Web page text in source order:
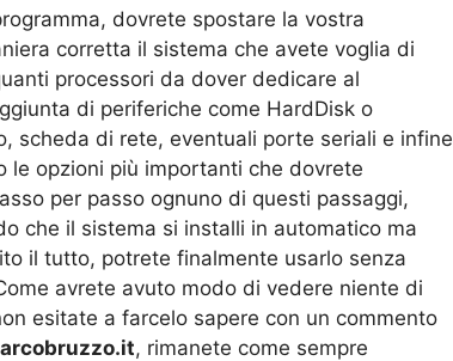
dovrete spostare la vostra
corretta il sistema che avete voglia di
processori da dover dedicare al
di periferiche come HardDisk o
scheda di rete, eventuali porte seriali e infine
le opzioni più importanti che dovrete
per passo ognuno di questi passaggi,
che il sistema si installi in automatico ma
il tutto, potrete finalmente usarlo senza
avrete avuto modo di vedere niente di
esitate a farcelo sapere con un commento
, rimanete come sempre